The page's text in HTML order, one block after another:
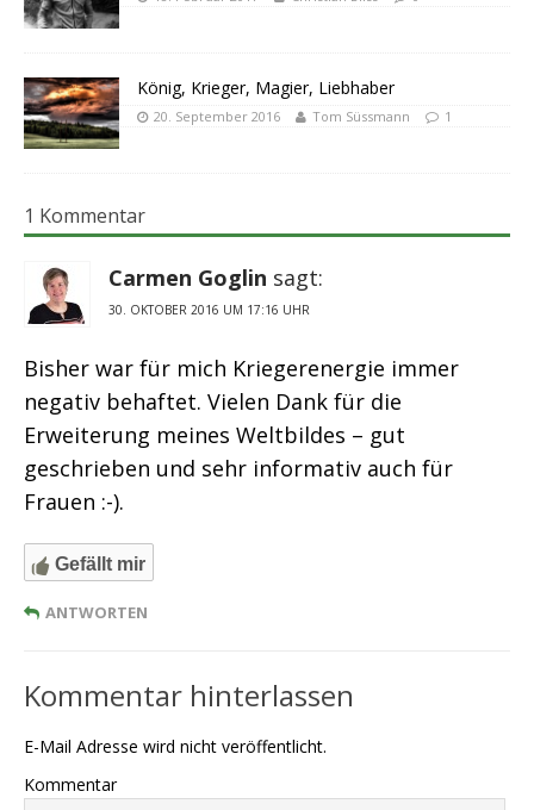
König, Krieger, Magier, Liebhaber
20. September 2016 Tom Süssmann 1
1 Kommentar
Carmen Goglin sagt:
30. OKTOBER 2016 UM 17:16 UHR
Bisher war für mich Kriegerenergie immer
negativ behaftet. Vielen Dank für die
Erweiterung meines Weltbildes – gut
geschrieben und sehr informativ auch für
Frauen :-).
Gefällt mir
ANTWORTEN
Kommentar hinterlassen
E-Mail Adresse wird nicht veröffentlicht.
Kommentar